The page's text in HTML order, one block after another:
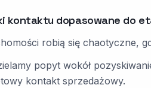
kontaktu dopasowane do
robią się chaotyczne,
popyt wokół
kontakt sprzedażowy.